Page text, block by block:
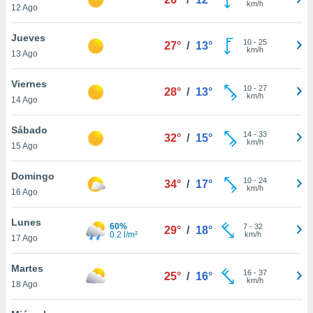
más
nuestra
y
disponible
cookies
aceptar
12 Ago
km/h
Jueves
13 Ago
27° / 13° 10- 25
km/h
Viernes
14 Ago
28° / 13° 10- 27
km/h
Sábado
15 Ago
32° / 15° 14- 33
km/h
Domingo
16 Ago
34° / 17° 10- 24
km/h
Lunes
17 Ago
60%
0.2 l/m²
29° / 18° 7- 32
km/h
Martes
18 Ago
25° / 16° 16- 37
km/h